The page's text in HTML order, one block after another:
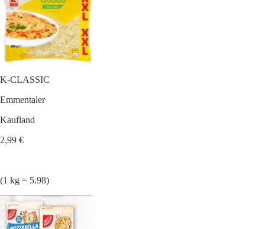
K-CLASSIC
Emmentaler
Kaufland
2,99 €
(1 kg = 5.98)